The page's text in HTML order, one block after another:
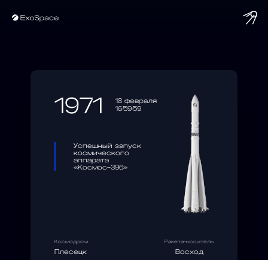
1971
18 февраля
16:59:59
Успешный запуск
космического
аппарата
«Космос-396»
Космодром
Плесецк
Ракета-носитель
Восход